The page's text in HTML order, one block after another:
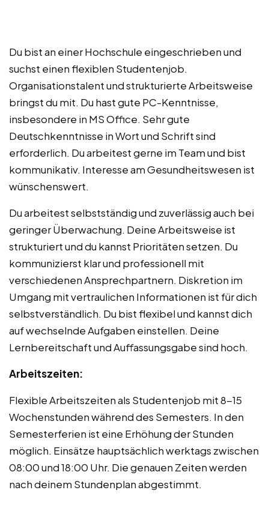
Du bist an einer Hochschule eingeschrieben und
suchst einen flexiblen Studentenjob.
Organisationstalent und strukturierte Arbeitsweise
bringst du mit. Du hast gute PC-Kenntnisse,
insbesondere in MS Office. Sehr gute
Deutschkenntnisse in Wort und Schrift sind
erforderlich. Du arbeitest gerne im Team und bist
kommunikativ. Interesse am Gesundheitswesen ist
wünschenswert.
Du arbeitest selbstständig und zuverlässig auch bei
geringer Überwachung. Deine Arbeitsweise ist
strukturiert und du kannst Prioritäten setzen. Du
kommunizierst klar und professionell mit
verschiedenen Ansprechpartnern. Diskretion im
Umgang mit vertraulichen Informationen ist für dich
selbstverständlich. Du bist flexibel und kannst dich
auf wechselnde Aufgaben einstellen. Deine
Lernbereitschaft und Auffassungsgabe sind hoch.
Arbeitszeiten:
Flexible Arbeitszeiten als Studentenjob mit 8-15
Wochenstunden während des Semesters. In den
Semesterferien ist eine Erhöhung der Stunden
möglich. Einsätze hauptsächlich werktags zwischen
08:00 und 18:00 Uhr. Die genauen Zeiten werden
nach deinem Stundenplan abgestimmt.